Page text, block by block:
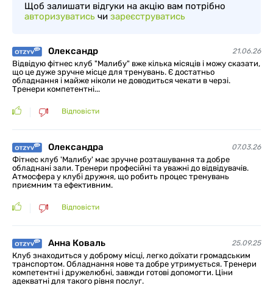
Щоб залишати відгуки на акцію вам потрібно
авторизуватись чи зареєструватись
Олександр 21.06.26
Відвідую фітнес клуб "Малибу" вже кілька місяців і можу сказати,
що це дуже зручне місце для тренувань. Є достатньо
обладнання і майже ніколи не доводиться чекати в черзі.
Тренери компетентні...
Відповісти
Олександра 07.03.26
Фітнес клуб 'Малибу' має зручне розташування та добре
обладнані зали. Тренери професійні та уважні до відвідувачів.
Атмосфера у клубі дружня, що робить процес тренувань
приємним та ефективним.
Відповісти
Анна Коваль 25.09.25
Клуб знаходиться у доброму місці, легко доїхати громадським
транспортом. Обладнання нове та добре утримується. Тренери
компетентні і дружелюбні, завжди готові допомогти. Ціни
адекватні для такого рівня послуг.